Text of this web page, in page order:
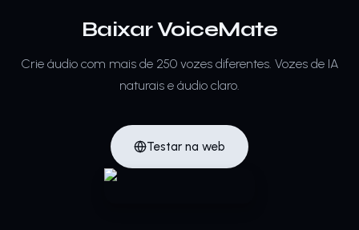
Baixar VoiceMate
Crie áudio com mais de 250 vozes diferentes. Vozes de IA
naturais e áudio claro.
Testar na web